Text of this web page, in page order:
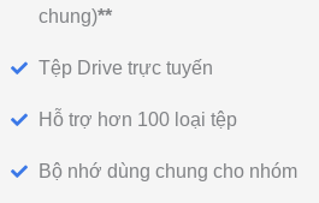
chung)**
Tệp Drive trực tuyến
Hỗ trợ hơn 100 loại tệp
Bộ nhớ dùng chung cho nhóm